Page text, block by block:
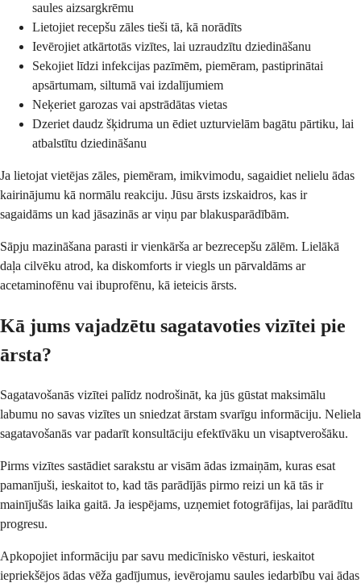
saules aizsargkrēmu
Lietojiet recepšu zāles tieši tā, kā norādīts
Ievērojiet atkārtotās vizītes, lai uzraudzītu dziedināšanu
Sekojiet līdzi infekcijas pazīmēm, piemēram, pastiprinātai
apsārtumam, siltumā vai izdalījumiem
Neķeriet garozas vai apstrādātas vietas
Dzeriet daudz šķidruma un ēdiet uzturvielām bagātu pārtiku, lai
atbalstītu dziedināšanu
Ja lietojat vietējas zāles, piemēram, imikvimodu, sagaidiet nelielu ādas
kairinājumu kā normālu reakciju. Jūsu ārsts izskaidros, kas ir
sagaidāms un kad jāsazinās ar viņu par blakusparādībām.
Sāpju mazināšana parasti ir vienkārša ar bezrecepšu zālēm. Lielākā
daļa cilvēku atrod, ka diskomforts ir viegls un pārvaldāms ar
acetaminofēnu vai ibuprofēnu, kā ieteicis ārsts.
Kā jums vajadzētu sagatavoties vizītei pie
ārsta?
Sagatavošanās vizītei palīdz nodrošināt, ka jūs gūstat maksimālu
labumu no savas vizītes un sniedzat ārstam svarīgu informāciju. Neliela
sagatavošanās var padarīt konsultāciju efektīvāku un visaptverošāku.
Pirms vizītes sastādiet sarakstu ar visām ādas izmaiņām, kuras esat
pamanījuši, ieskaitot to, kad tās parādījās pirmo reizi un kā tās ir
mainījušās laika gaitā. Ja iespējams, uzņemiet fotogrāfijas, lai parādītu
progresu.
Apkopojiet informāciju par savu medicīnisko vēsturi, ieskaitot
iepriekšējos ādas vēža gadījumus, ievērojamu saules iedarbību vai ādas